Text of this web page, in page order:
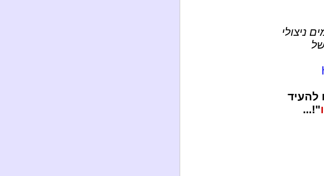
ניצולי
להעיד
"!...